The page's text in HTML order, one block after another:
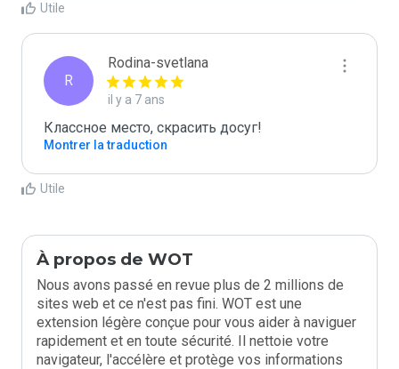
Utile
R
Rodina-svetlana
il y a 7 ans
Классное место, скрасить досуг!
Montrer la traduction
Utile
À propos de WOT
Nous avons passé en revue plus de 2 millions de
sites web et ce n'est pas fini. WOT est une
extension légère conçue pour vous aider à naviguer
rapidement et en toute sécurité. Il nettoie votre
navigateur, l'accélère et protège vos informations